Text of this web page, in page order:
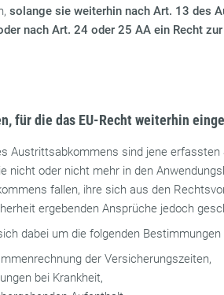
solange sie weiterhin nach Art. 13 des
nach Art. 24 oder 25 AA ein Recht
für die das EU-Recht weiterhin
Austrittsabkommens sind jene
nicht oder nicht mehr in den
fallen, ihre sich aus den
ergebenden Ansprüche jedoch
dabei um die folgenden
der Versicherungszeiten,
bei Krankheit,